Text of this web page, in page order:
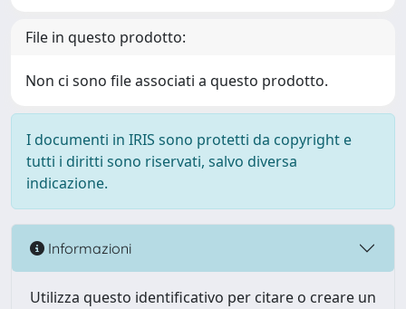
File in questo prodotto:
Non ci sono file associati a questo prodotto.
I documenti in IRIS sono protetti da copyright e
tutti i diritti sono riservati, salvo diversa
indicazione.
Informazioni
Utilizza questo identificativo per citare o creare un